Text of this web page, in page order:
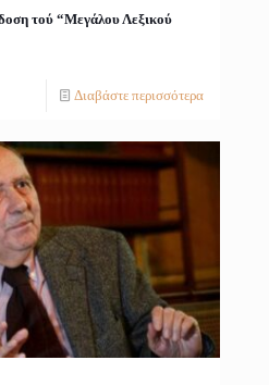
τού “Μεγάλου Λεξικού
Διαβάστε περισσότερα